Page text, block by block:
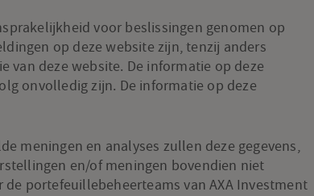
voor beslissingen genomen op
op deze website zijn, tenzij anders
van deze website. De informatie op deze
onvolledig zijn. De informatie op deze
meningen en analyses zullen deze gegevens,
en/of meningen bovendien niet
portefeuillebeheerteams van AXA Investment